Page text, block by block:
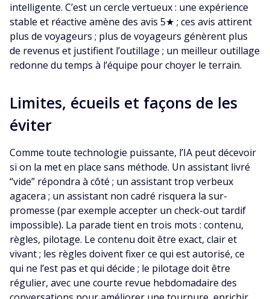
intelligente. C’est un cercle vertueux : une expérience
stable et réactive amène des avis 5★ ; ces avis attirent
plus de voyageurs ; plus de voyageurs génèrent plus
de revenus et justifient l’outillage ; un meilleur outillage
redonne du temps à l’équipe pour choyer le terrain.
Limites, écueils et façons de les
éviter
Comme toute technologie puissante, l’IA peut décevoir
si on la met en place sans méthode. Un assistant livré
“vide” répondra à côté ; un assistant trop verbeux
agacera ; un assistant non cadré risquera la sur-
promesse (par exemple accepter un check-out tardif
impossible). La parade tient en trois mots : contenu,
règles, pilotage. Le contenu doit être exact, clair et
vivant ; les règles doivent fixer ce qui est autorisé, ce
qui ne l’est pas et qui décide ; le pilotage doit être
régulier, avec une courte revue hebdomadaire des